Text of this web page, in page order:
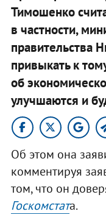
Тимошенко
в частности,
правительства
привыкать к
об
улучшаются и
Об этом она
комментируя
том, что он
Госкомстата.